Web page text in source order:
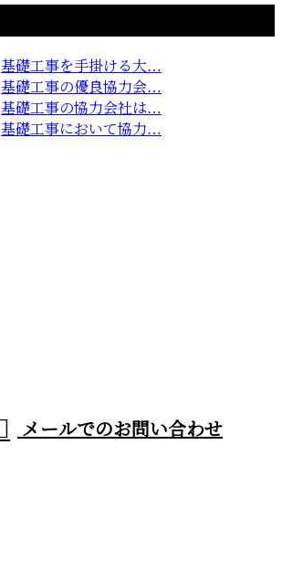
基礎工事を手掛ける大…
基礎工事の優良協力会…
基礎工事の協力会社は…
基礎工事において協力…
メールでのお問い合わせ